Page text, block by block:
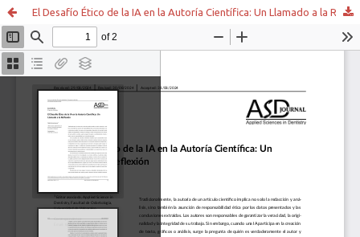
El Desafío Ético de la IA en la Autoría Científica: Un Llamado a la Reflexión